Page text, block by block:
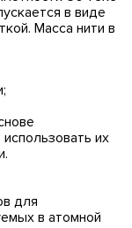
в виде
Масса нити в
их
для
в атомной